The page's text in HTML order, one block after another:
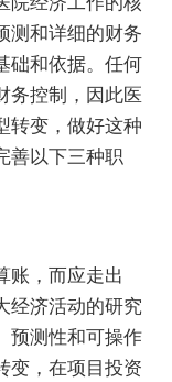
测和详细的财务
础和依据。任何
务控制，因此医
转变，做好这种
善以下三种职
账，而应走出
经济活动的研究
预测性和可操作
变，在项目投资